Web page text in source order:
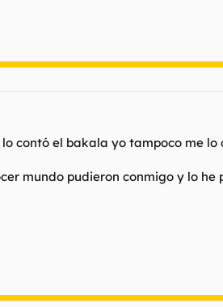
lo contó el bakala yo tampoco me
mundo pudieron conmigo y lo